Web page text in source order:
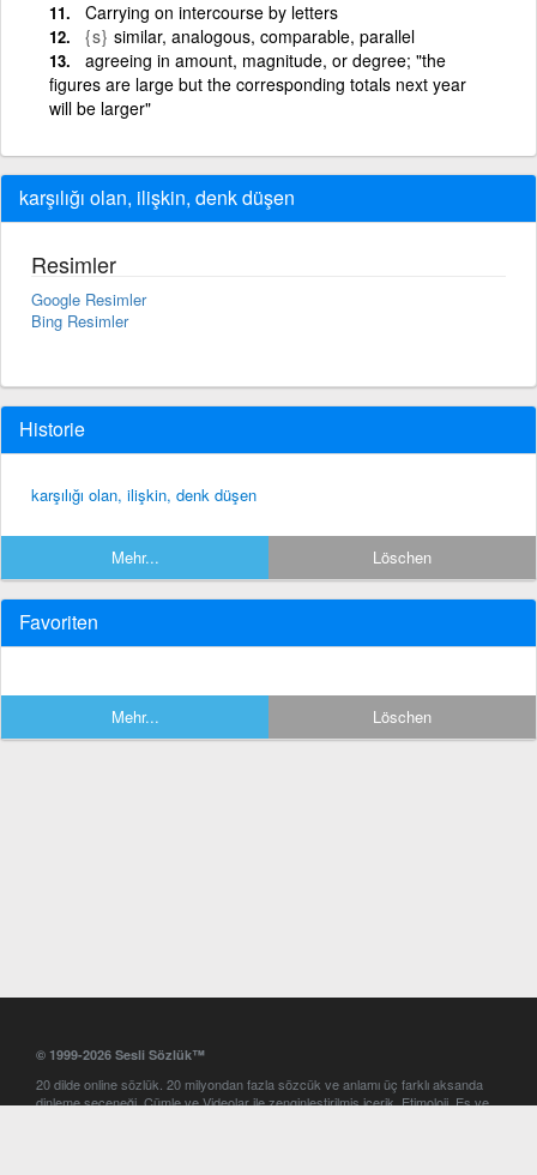
Carrying on intercourse by letters
{s} similar, analogous, comparable, parallel
agreeing in amount, magnitude, or degree; "the
figures are large but the corresponding totals next year
will be larger"
karşılığı olan, ilişkin, denk düşen
Resimler
Google Resimler
Bing Resimler
Historie
karşılığı olan, ilişkin, denk düşen
Mehr... Löschen
Favoriten
Mehr... Löschen
© 1999-2026 Sesli Sözlük™
20 dilde online sözlük. 20 milyondan fazla sözcük ve anlamı üç farklı aksanda
dinleme seçeneği. Cümle ve Videolar ile zenginleştirilmiş içerik. Etimoloji, Eş ve